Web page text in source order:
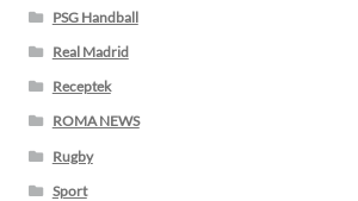
PSG Handball
Real Madrid
Receptek
ROMA NEWS
Rugby
Sport